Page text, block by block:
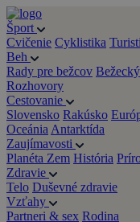
Šport
Cvičenie Cyklistika
Beh
Rady pre bežcov
Rozhovory
Cestovanie
Slovensko Rakúsko
Oceánia Antarktída
Zaujímavosti
Planéta Zem História
Zdravie
Telo Duševné zdravie
Vzťahy
Partneri & sex Rodina